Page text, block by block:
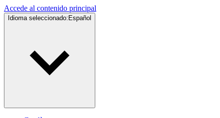
Accede al contenido principal
Idioma seleccionado: Español